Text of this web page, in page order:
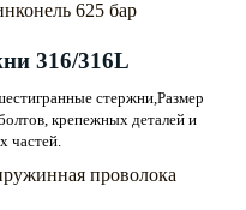
316/316L
стержни,Размер
крепежных деталей и
частей.